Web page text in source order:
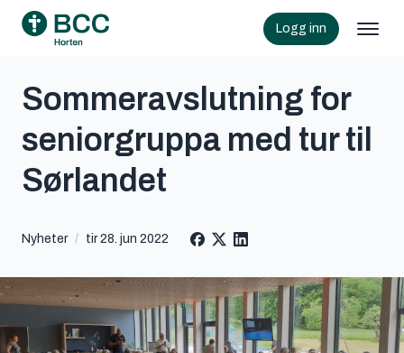
Logg inn
Sommeravslutning for
seniorgruppa med tur til
Sørlandet
Nyheter / tir 28. jun 2022